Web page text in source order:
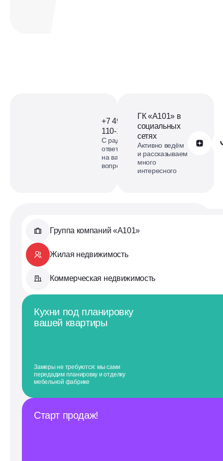
+7 499
110-18-73
С радостью
ответим
на ваши
вопросы
Обратиться в А101
ГК «А101» в
социальных
сетях
Активно ведём
и рассказываем
много
интересного
Группа компаний «А101»
Жилая недвижимость
Коммерческая недвижимость
Кухни под планировку
вашей квартиры
Замеры не требуются: мы сами
передадим планировку и отделку
мебельной фабрике
Старт продаж!